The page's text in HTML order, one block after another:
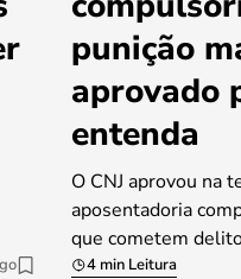
punição
aprovado
entenda
O CNJ aprovou na
aposentadoria
que cometem
4 min Leitura